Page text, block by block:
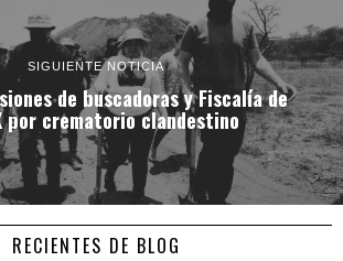
SIGUIENTE NOTICIA
de buscadoras y Fiscalía de
por crematorio clandestino
RECIENTES DE BLOG